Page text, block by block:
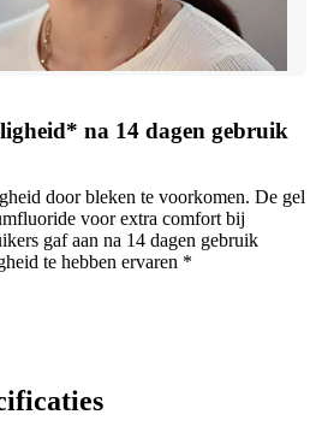
na 14 dagen gebruik
door bleken te voorkomen. De gel
voor extra comfort bij
gaf aan na 14 dagen gebruik
te hebben ervaren *